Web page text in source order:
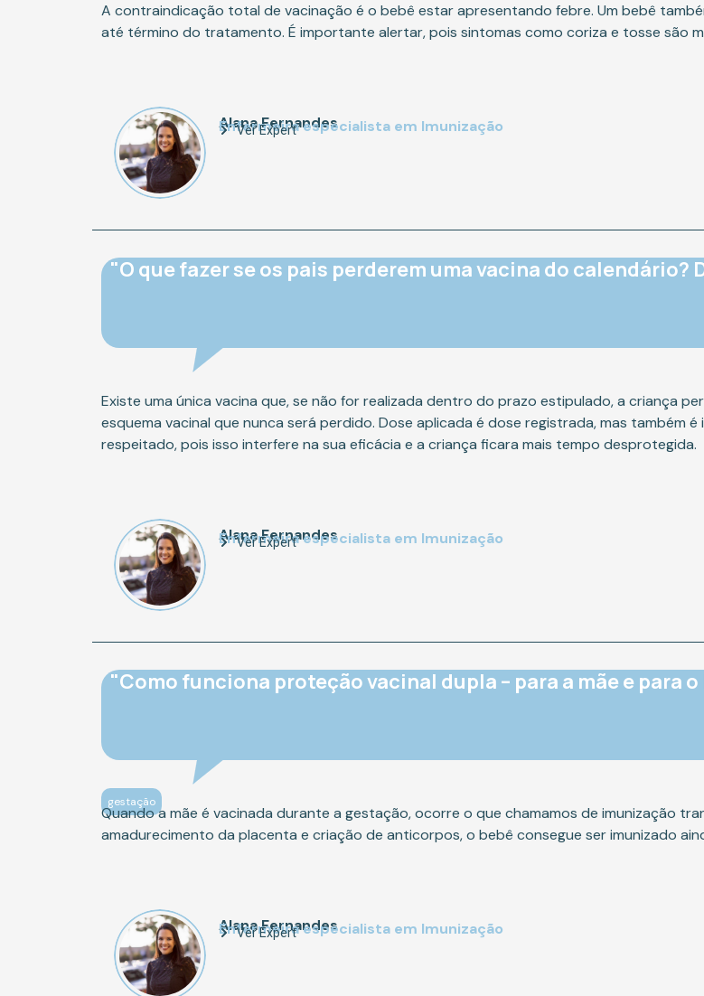
A contraindicação total de vacinação é o bebê estar apresentando febre. Um bebê
até término do tratamento. É importante alertar, pois sintomas como coriza e tosse são
Alana Fernandes
Enfermeira especialista em Imunização
Ver Expert
"O que fazer se os pais perderem uma vacina do calendário?
Existe uma única vacina que, se não for realizada dentro do prazo estipulado, a criança
esquema vacinal que nunca será perdido. Dose aplicada é dose registrada, mas também
respeitado, pois isso interfere na sua eficácia e a criança ficara mais tempo desprotegida.
Alana Fernandes
Enfermeira especialista em Imunização
Ver Expert
"Como funciona proteção vacinal dupla – para a mãe e para o
gestação
Quando a mãe é vacinada durante a gestação, ocorre o que chamamos de imunização
amadurecimento da placenta e criação de anticorpos, o bebê consegue ser imunizado
Alana Fernandes
Enfermeira especialista em Imunização
Ver Expert